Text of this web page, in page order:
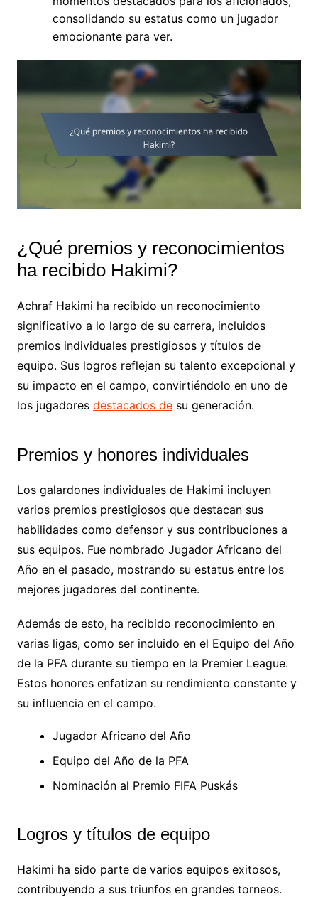
consolidando su estatus como un jugador
emocionante para ver.
¿Qué premios y reconocimientos
ha recibido Hakimi?
Achraf Hakimi ha recibido un reconocimiento
significativo a lo largo de su carrera, incluidos
premios individuales prestigiosos y títulos de
equipo. Sus logros reflejan su talento excepcional y
su impacto en el campo, convirtiéndolo en uno de
los jugadores destacados desu generación.
Premios y honores individuales
Los galardones individuales de Hakimi incluyen
varios premios prestigiosos que destacan sus
habilidades como defensor y sus contribuciones a
sus equipos. Fue nombrado Jugador Africano del
Año en el pasado, mostrando su estatus entre los
mejores jugadores del continente.
Además de esto, ha recibido reconocimiento en
varias ligas, como ser incluido en el Equipo del Año
de la PFA durante su tiempo en la Premier League.
Estos honores enfatizan su rendimiento constante y
su influencia en el campo.
Jugador Africano del Año
Equipo del Año de la PFA
Nominación al Premio FIFA Puskás
Logros y títulos de equipo
Hakimi ha sido parte de varios equipos exitosos,
contribuyendo a sus triunfos en grandes torneos.